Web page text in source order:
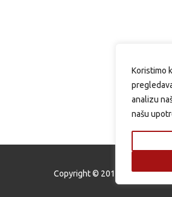
Koristimo
analizu
našu
Copyright © 2015 Okusi.eu |